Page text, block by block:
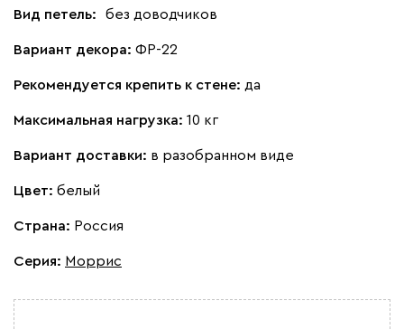
Вид петель: без доводчиков
Вариант декора: ФР-22
Рекомендуется крепить к стене: да
Максимальная нагрузка: 10 кг
Вариант доставки: в разобранном виде
Цвет: белый
Страна: Россия
Серия: Моррис